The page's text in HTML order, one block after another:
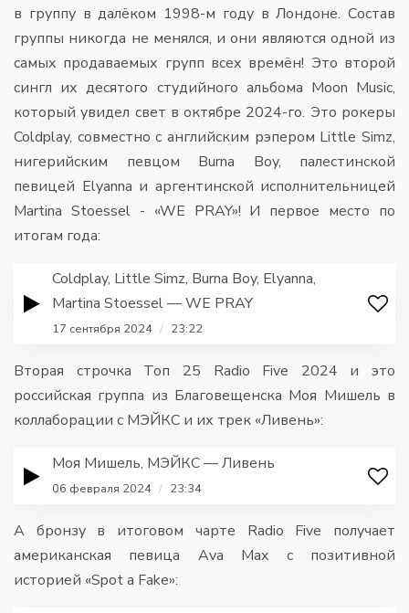
в группу в далёком 1998-м году в Лондоне. Состав
группы никогда не менялся, и они являются одной из
самых продаваемых групп всех времён! Это второй
сингл их десятого студийного альбома Moon Music,
который увидел свет в октябре 2024-го. Это рокеры
Coldplay, совместно с английским рэпером Little Simz,
нигерийским певцом Burna Boy, палестинской
певицей Elyanna и аргентинской исполнительницей
Martina Stoessel - «WE PRAY»! И первое место по
итогам года:
Coldplay, Little Simz, Burna Boy, Elyanna,
Martina Stoessel — WE PRAY
17 сентября 2024 / 23:22
Вторая строчка Топ 25 Radio Five 2024 и это
российская группа из Благовещенска Моя Мишель в
коллаборации с МЭЙКС и их трек «Ливень»:
Моя Мишель, МЭЙКС — Ливень
06 февраля 2024 / 23:34
А бронзу в итоговом чарте Radio Five получает
американская певица Ava Max с позитивной
историей «Spot a Fake»: